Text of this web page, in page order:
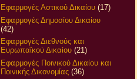
Εφαρμογές Αστικού Δικαίου (17)
Εφαρμογές Δημοσίου Δικαίου
(42)
Εφαρμογές Διεθνούς και
Ευρωπαϊκού Δικαίου (21)
Εφαρμογές Ποινικού Δικαίου και
Ποινικής Δικονομίας (36)